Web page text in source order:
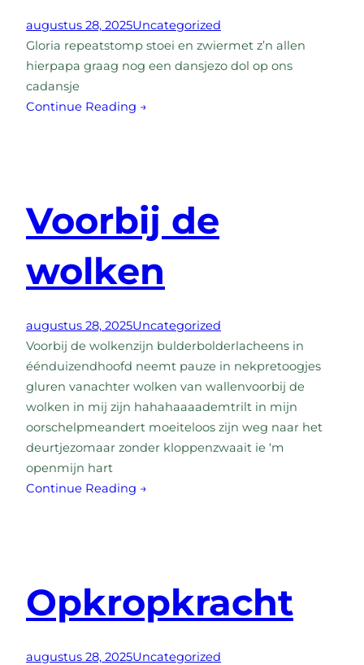
augustus 28, 2025Uncategorized
Gloria repeatstomp stoei en zwiermet z’n allen
hierpapa graag nog een dansjezo dol op ons
cadansje
Continue Reading →
Voorbij de
wolken
augustus 28, 2025Uncategorized
Voorbij de wolkenzijn bulderbolderlacheens in
éénduizendhoofd neemt pauze in nekpretoogjes
gluren vanachter wolken van wallenvoorbij de
wolken in mij zijn hahahaaaademtrilt in mijn
oorschelpmeandert moeiteloos zijn weg naar het
deurtjezomaar zonder kloppenzwaait ie ‘m
openmijn hart
Continue Reading →
Opkropkracht
augustus 28, 2025Uncategorized